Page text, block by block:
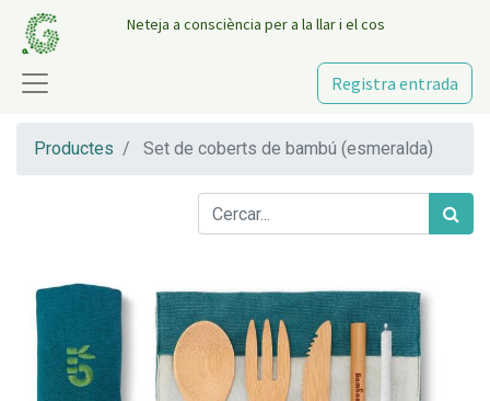
Neteja a consciència per a la llar i el cos
Registra entrada
Productes Set de coberts de bambú (esmeralda)